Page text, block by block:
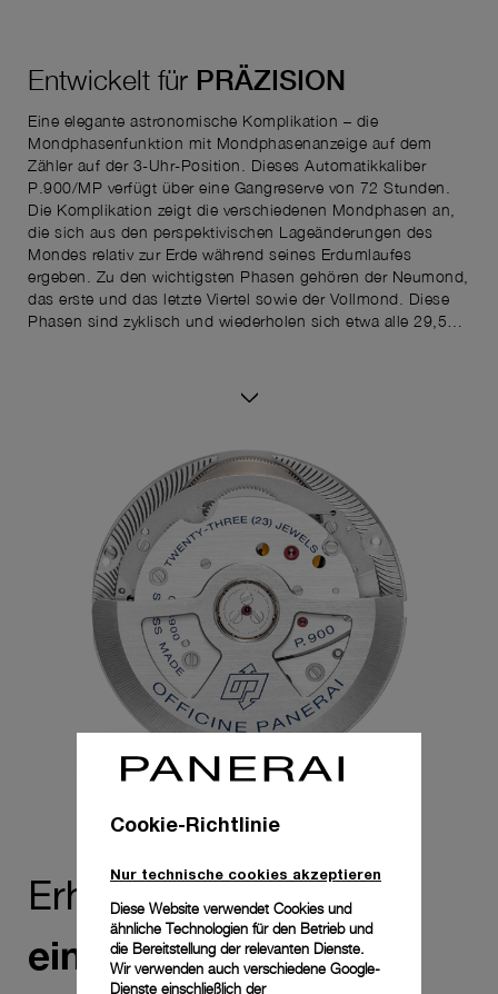
Entwickelt für PRÄZISION
Eine elegante astronomische Komplikation – die
Mondphasenfunktion mit Mondphasenanzeige auf dem
Zähler auf der 3-Uhr-Position. Dieses Automatikkaliber
P.900/MP verfügt über eine Gangreserve von 72 Stunden.
Die Komplikation zeigt die verschiedenen Mondphasen an,
die sich aus den perspektivischen Lageänderungen des
Mondes relativ zur Erde während seines Erdumlaufes
ergeben. Zu den wichtigsten Phasen gehören der Neumond,
das erste und das letzte Viertel sowie der Vollmond. Diese
Phasen sind zyklisch und wiederholen sich etwa alle 29,53
Erheben Sie Zeitzu
einem Lebensgefühl
Cookie-Richtlinie
Nur technische cookies akzeptieren
Diese Website verwendet Cookies und
ähnliche Technologien für den Betrieb und
die Bereitstellung der relevanten Dienste.
Wir verwenden auch verschiedene Google-
Dienste einschließlich der